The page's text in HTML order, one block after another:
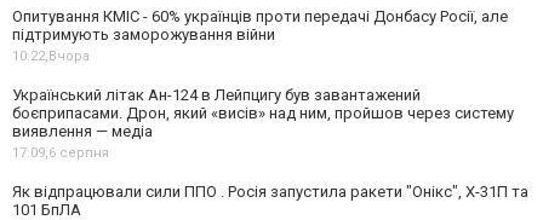
Опитування КМІС - 60% українців проти передачі Донбасу Росії, але
підтримують заморожування війни
10:22,Вчора
Український літак Ан-124 в Лейпцигу був завантажений
боєприпасами. Дрон, який «висів» над ним, пройшов через систему
виявлення — медіа
17:09,6 серпня
Як відпрацювали сили ППО . Росія запустила ракети "Онікс", Х-31П та
101 БпЛА